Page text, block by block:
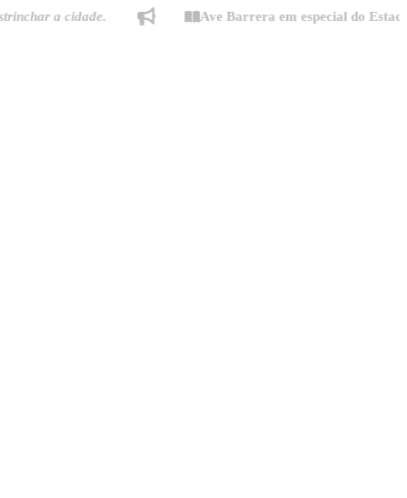
a cidade. Ave Barrera em especial do Estado de